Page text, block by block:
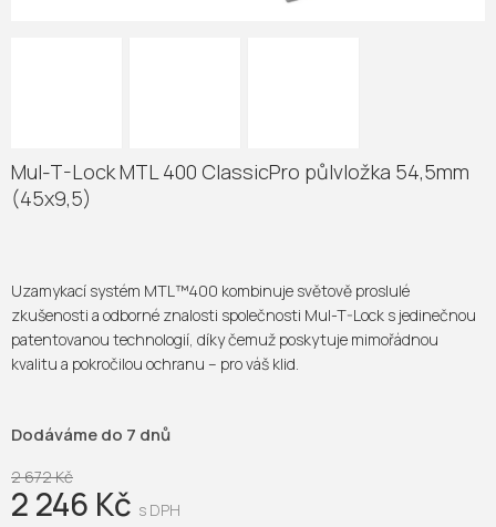
2 672 Kč
2 246 Kč
Dodáváme do 7 dnů
Mul-T-Lock MTL 400 ClassicPro půlvložka 54,5mm
(45x9,5)
Uzamykací systém MTL™400 kombinuje světově proslulé
zkušenosti a odborné znalosti společnosti Mul-T-Lock s jedinečnou
patentovanou technologií, díky čemuž poskytuje mimořádnou
kvalitu a pokročilou ochranu – pro váš klid.